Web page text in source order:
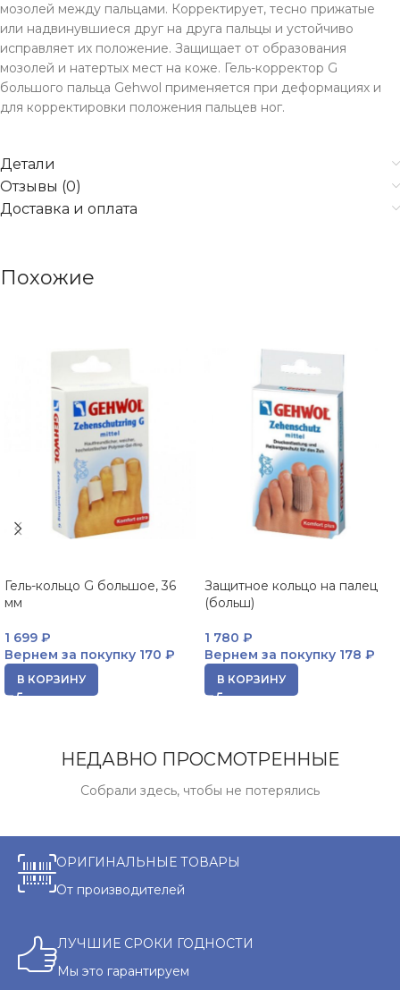
мозолей между пальцами. Корректирует, тесно прижатые
или надвинувшиеся друг на друга пальцы и устойчиво
исправляет их положение. Защищает от образования
мозолей и натертых мест на коже. Гель-корректор G
большого пальца Gehwol применяется при деформациях и
для корректировки положения пальцев ног.
Детали
Отзывы (0)
Доставка и оплата
Похожие
Гель-кольцо G большое, 36
мм
1 699 ₽
Вернем за покупку 170 ₽
В КОРЗИНУ
Защитное кольцо на палец
(больш)
1 780 ₽
Вернем за покупку 178 ₽
В КОРЗИНУ
НЕДАВНО ПРОСМОТРЕННЫЕ
Собрали здесь, чтобы не потерялись
ОРИГИНАЛЬНЫЕ ТОВАРЫ
От производителей
ЛУЧШИЕ СРОКИ ГОДНОСТИ
Мы это гарантируем